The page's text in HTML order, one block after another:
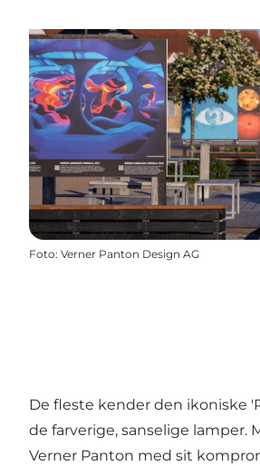
Foto: Verner Panton Design AG
De fleste kender den ikoniske
de farverige, sanselige lamper.
Verner Panton med sit